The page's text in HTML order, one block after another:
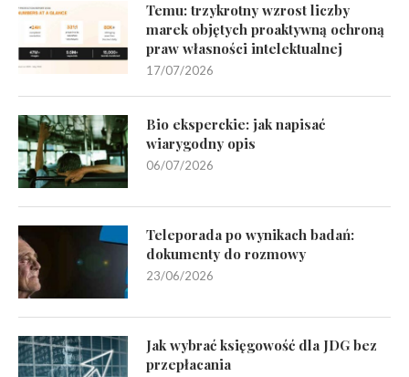
Temu: trzykrotny wzrost liczby
marek objętych proaktywną ochroną
praw własności intelektualnej
17/07/2026
Bio eksperckie: jak napisać
wiarygodny opis
06/07/2026
Teleporada po wynikach badań:
dokumenty do rozmowy
23/06/2026
Jak wybrać księgowość dla JDG bez
przepłacania